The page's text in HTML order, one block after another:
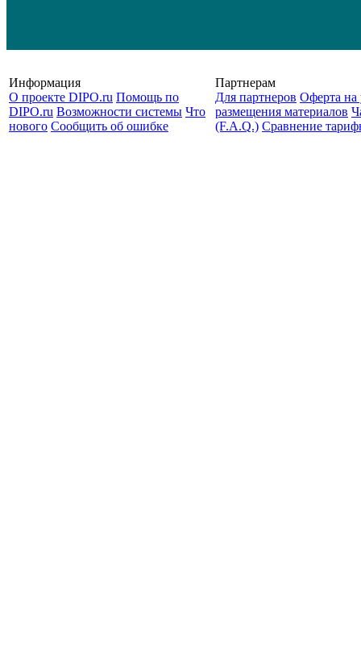
Информация
О проекте DIPO.ru Помощь по
DIPO.ru Возможности системы Что
нового Сообщить об ошибке
Партнерам
Для партнеров Оферта на
размещения материалов
(F.A.Q.) Cравнение